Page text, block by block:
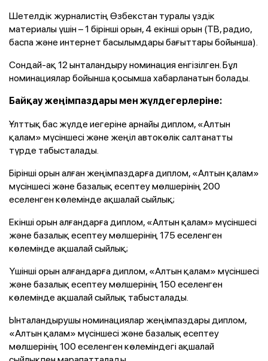
Шетелдік журналистің Өзбекстан туралы үздік
материалы үшін – 1 бірінші орын, 4 екінші орын (ТВ, радио,
баспа және интернет басылымдары бағыттары бойынша).
Сондай-ақ 12 ынталандыру номинация енгізілген. Бұл
номинациялар бойынша қосымша хабарланатын болады.
Байқау жеңімпаздары мен жүлдегерлеріне:
Ұлттық бас жүлде иегеріне арнайы диплом, «Алтын
қалам» мүсіншесі және жеңіл автокөлік салтанатты
түрде табысталады.
Бірінші орын алған жеңімпаздарға диплом, «Алтын қалам»
мүсіншесі және базалық есептеу мөлшерінің 200
еселенген көлемінде ақшалай сыйлық;
Екінші орын алғандарға диплом, «Алтын қалам» мүсіншесі
және базалық есептеу мөлшерінің 175 еселенген
көлемінде ақшалай сыйлық;
Үшінші орын алғандарға диплом, «Алтын қалам» мүсіншесі
және базалық есептеу мөлшерінің 150 еселенген
көлемінде ақшалай сыйлық табысталады.
Ынталандырушы номинациялар жеңімпаздары диплом,
«Алтын қалам» мүсіншесі және базалық есептеу
мөлшерінің 100 еселенген көлеміндегі ақшалай